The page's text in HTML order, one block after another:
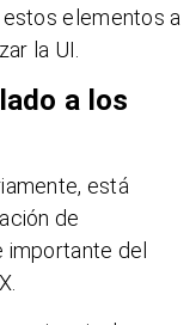
elementos a
la UI.
a los
está
de
importante del